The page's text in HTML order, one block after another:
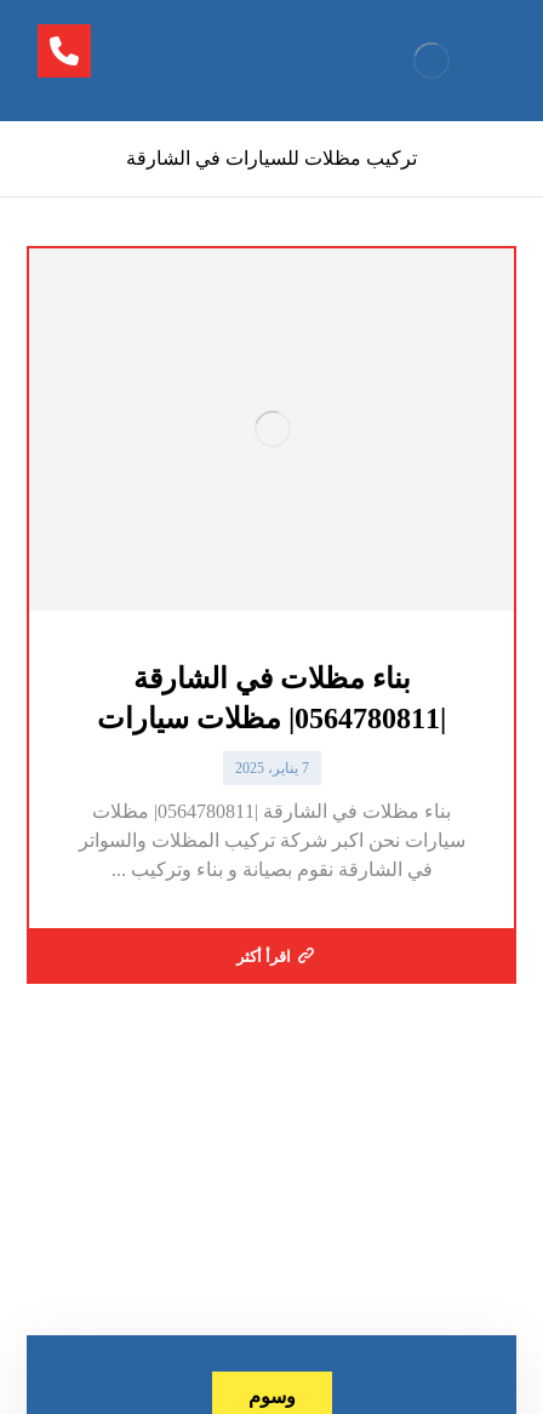
تركيب مظلات للسيارات في الشارقة
بناء مظلات في الشارقة
7 يناير، 2025
بناء مظلات في الشارقة |0564780811| مظلات
سيارات نحن اكبر شركة تركيب المظلات والسواتر
في الشارقة نقوم بصيانة و بناء وتركيب ...
اقرأ أكثر
وسوم